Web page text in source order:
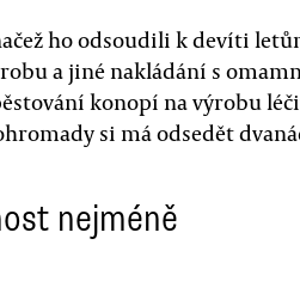
ho odsoudili k devíti
a jiné nakládání s
konopí na výrobu
si má odsedět
nejméně